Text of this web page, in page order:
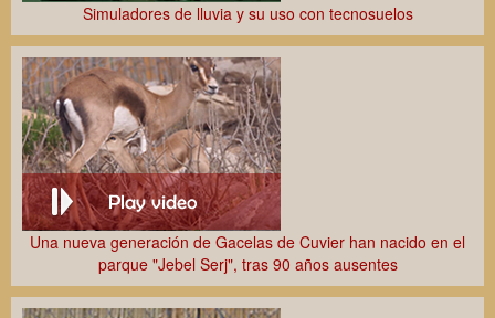
Simuladores de lluvia y su uso con tecnosuelos
Una nueva generación de Gacelas de Cuvier han nacido en el
parque "Jebel Serj", tras 90 años ausentes